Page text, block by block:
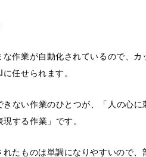
作業が自動化されているので、
任せられます。
ない作業のひとつが、「人の心
する作業」です。
たものは単調になりやすいので